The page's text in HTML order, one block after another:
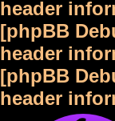
header
[phpBB
header
[phpBB
header